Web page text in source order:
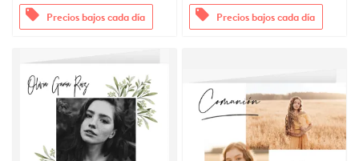
offers Precios bajos cada día offers Precios bajos cada día